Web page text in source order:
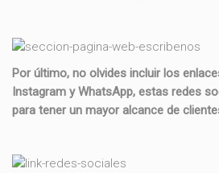
Por último, no olvides incluir los
Instagram y WhatsApp, estas redes
para tener un mayor alcance de